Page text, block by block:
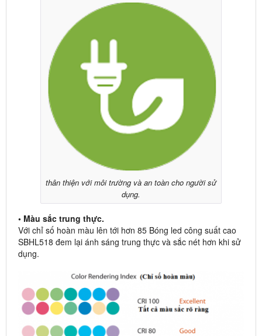
thân thiện với môi trường và an toàn cho người sử
dụng.
• Màu sắc trung thực.
Với chỉ số hoàn màu lên tới hơn 85 Bóng led công suất cao
SBHL518 đem lại ánh sáng trung thực và sắc nét hơn khi sử
dụng.